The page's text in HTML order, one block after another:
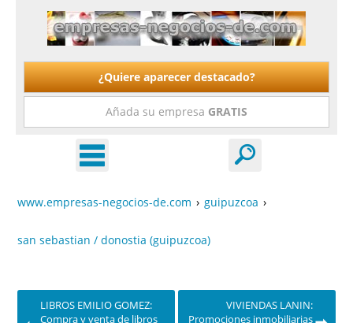
¿Quiere aparecer destacado?
Añada su empresa GRATIS
www.empresas-negocios-de.com › guipuzcoa ›
san sebastian / donostia (guipuzcoa)
LIBROS EMILIO GOMEZ:
Compra y venta de libros
VIVIENDAS LANIN:
Promociones inmobiliarias